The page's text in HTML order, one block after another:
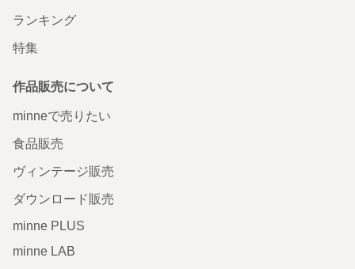
ランキング
特集
作品販売について
minneで売りたい
食品販売
ヴィンテージ販売
ダウンロード販売
minne PLUS
minne LAB